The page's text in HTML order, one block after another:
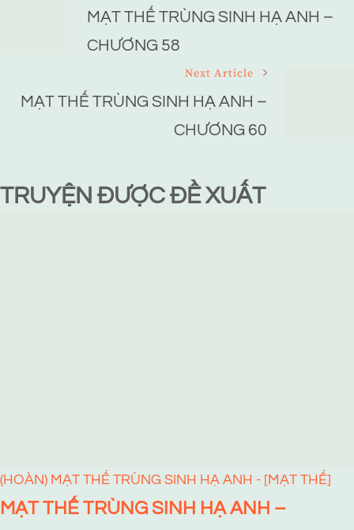
NavigationMẠT THẾ TRÙNG SINH HẠ ANH –
CHƯƠNG 58
Next Article
MẠT THẾ TRÙNG SINH HẠ ANH –
CHƯƠNG 60
TRUYỆN ĐƯỢC ĐỀ XUẤT
(HOÀN) MẠT THẾ TRÙNG SINH HẠ ANH - [MẠT THẾ]
MẠT THẾ TRÙNG SINH HẠ ANH –